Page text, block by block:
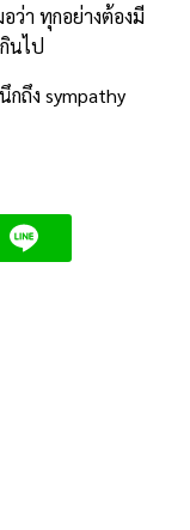
ว่า ทุกอย่างต้องมี
นไป
ถึง sympathy